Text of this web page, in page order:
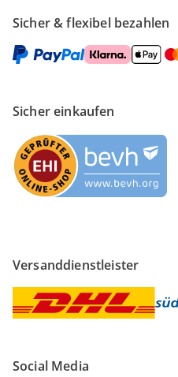
Sicher & flexibel bezahlen
Sicher einkaufen
Versanddienstleister
Social Media